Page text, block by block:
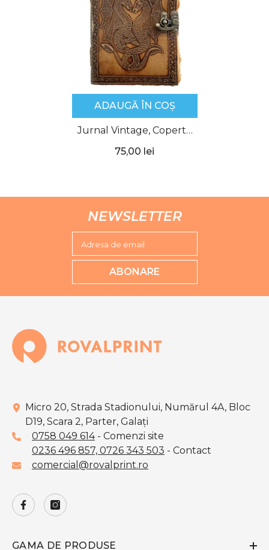
ADAUGĂ ÎN COȘ
Jurnal Vintage, Copertă
Piele Naturală, KDL-413,
75,00 lei
NEWSLETTER
Adresa de email
ABONARE
Micro 20, Strada Stadionului, Numărul 4A, Bloc
D19, Scara 2, Parter, Galaţi
0758 049 614- Comenzi site
0236 496 857, 0726 343 503 - Contact
comercial@rovalprint.ro
GAMA DE PRODUSE